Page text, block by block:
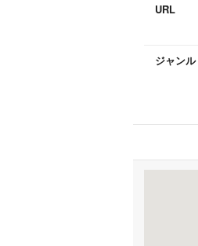
URL
ジャンル